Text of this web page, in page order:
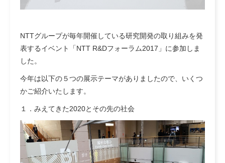
NTTグループが毎年開催している研究開発の取り組みを発
表するイベント「NTT R&Dフォーラム2017」に参加しま
した。
今年は以下の５つの展示テーマがありましたので、いくつ
かご紹介いたします。
１．みえてきた2020とその先の社会